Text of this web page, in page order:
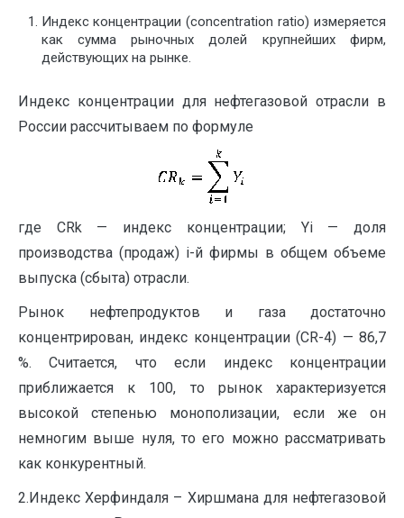
Индекс концентрации (concentration ratio) измеряется
как сумма рыночных долей крупнейших фирм,
действующих на рынке.
Индекс концентрации для нефтегазовой отрасли в
России рассчитываем по формуле
где CRk — индекс концентрации; Yi — доля
производства (продаж) i-й фирмы в общем объеме
выпуска (сбыта) отрасли.
Рынок нефтепродуктов и газа достаточно
концентрирован, индекс концентрации (CR-4) — 86,7
%. Считается, что если индекс концентрации
приближается к 100, то рынок характеризуется
высокой степенью монополизации, если же он
немногим выше нуля, то его можно рассматривать
как конкурентный.
2.Индекс Херфиндаля – Хиршмана для нефтегазовой